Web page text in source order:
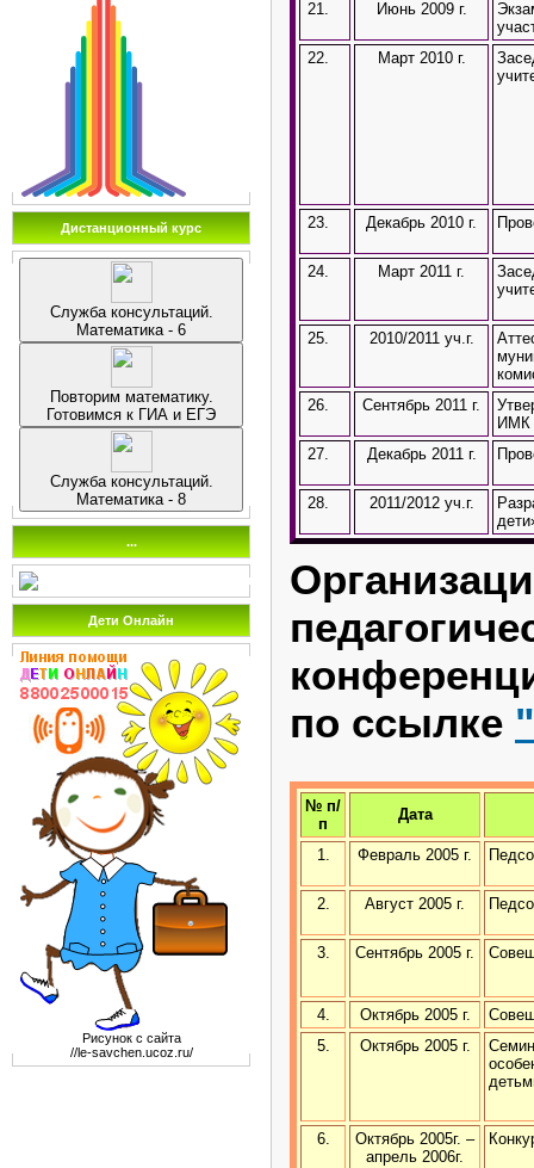
Дистанционный курс
Служба консультаций.
Математика - 6
Повторим математику.
Готовимся к ГИА и ЕГЭ
Служба консультаций.
Математика - 8
...
Дети Онлайн
Рисунок с сайта
//le-savchen.ucoz.ru/
21. Июнь 2009 г.
22.
Март 2010 г.
23. Декабрь 2010 г.
24. Март 2011 г.
25. 2010/2011 уч.г.
26.
Сентябрь 2011 г.
ИМК
27.
Декабрь 2011 г.
28. 2011/2012 уч.г.
по ссылке
№ п/
п
Дата
1. Февраль 2005 г.
2. Август 2005 г.
3. Сентябрь 2005 г.
4. Октябрь 2005 г.
5.
Октябрь 2005 г.
6.
Октябрь 2005г. –
апрель 2006г.